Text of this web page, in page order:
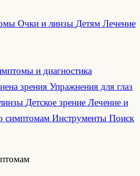
Очки и линзы Детям Лечение
и диагностика
зрения Упражнения для глаз
Детское зрение Лечение и
симптомам Инструменты Поиск